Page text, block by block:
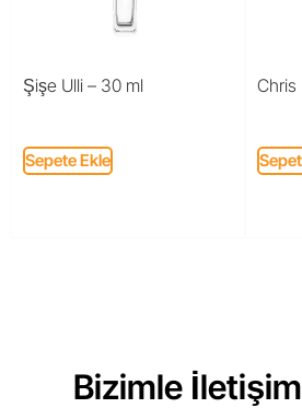
Şişe Ulli – 30 ml
Sepete Ekle
Chris
Bizimle